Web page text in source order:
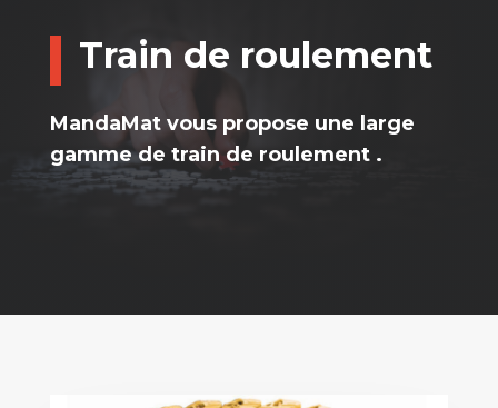
Train de roulement
MandaMat vous propose une large
gamme de train de roulement .